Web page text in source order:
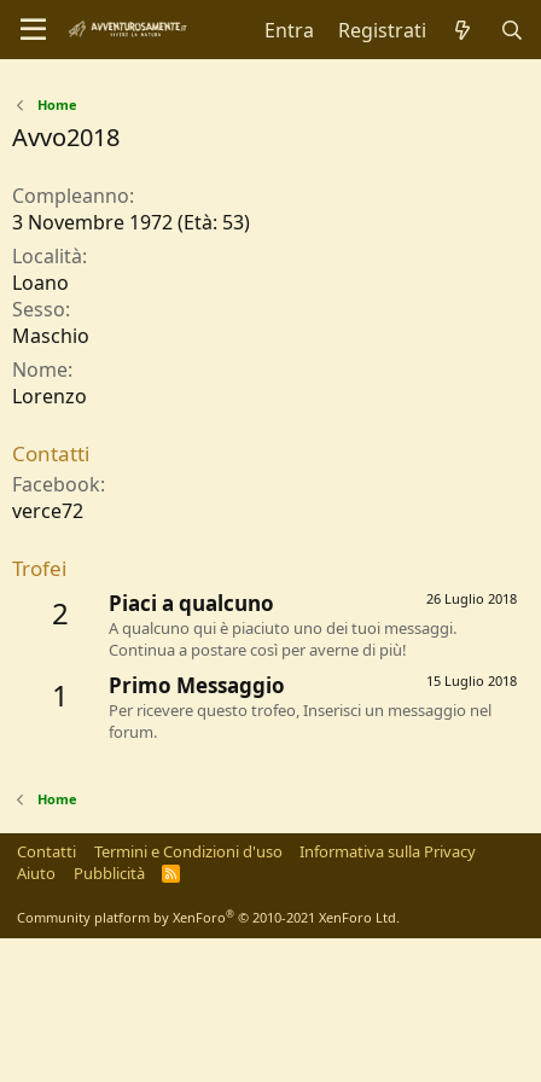
Entra Registrati
Home
Avvo2018
Compleanno
3 Novembre 1972 (Età: 53)
Località
Loano
Sesso
Maschio
Nome
Lorenzo
Contatti
Facebook
verce72
Trofei
2 26 Luglio 2018
Piaci a qualcuno
A qualcuno qui è piaciuto uno dei tuoi messaggi.
Continua a postare così per averne di più!
1 15 Luglio 2018
Primo Messaggio
Per ricevere questo trofeo, Inserisci un messaggio nel
forum.
Home
Contatti Termini e Condizioni d'uso
Informativa sulla Privacy
Aiuto
Pubblicità
R
Community platform by XenForo® © 2010-2021 XenForo Ltd.